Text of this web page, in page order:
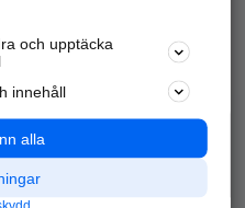
Populära sökningar
Annonsera
Integritet
Nödnummer
och upptäcka
innehåll
alla